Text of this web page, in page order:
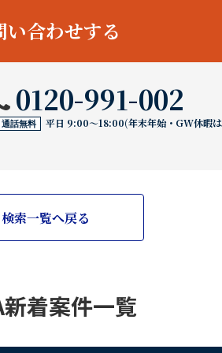
い合わせする
0120-991-002
通話無料 平日 9:00〜18:00(年末年始・GW休暇
検索一覧へ戻る
着案件一覧